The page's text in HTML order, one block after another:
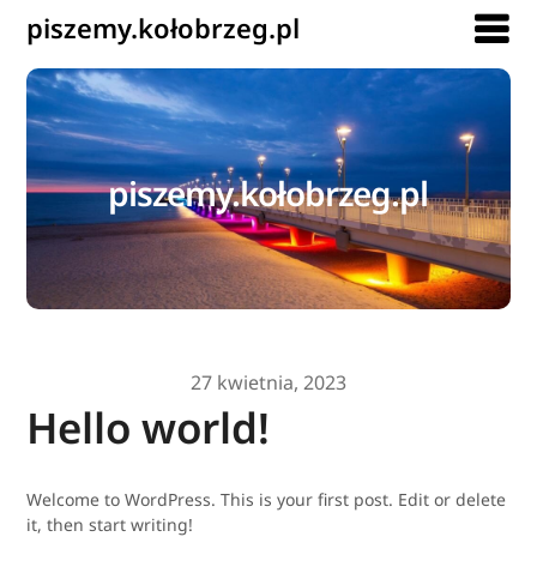
piszemy.kołobrzeg.pl
piszemy.kołobrzeg.pl
27 kwietnia, 2023
Hello world!
Welcome to WordPress. This is your first post. Edit or delete
it, then start writing!